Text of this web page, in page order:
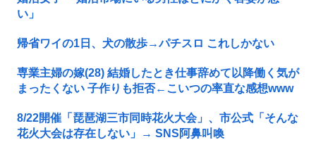
い」
帰省ワイの1日、犬の散歩→パチスロ これしかない
専業主婦の嫁(28) 結婚したとき仕事辞めて以降働く気が
まったくない 子作りも拒否←こいつの率直な感想www
8/22開催「琵琶湖三市同時花火大会」、市公式「そんな
花火大会は存在しない」→ SNS阿鼻叫喚